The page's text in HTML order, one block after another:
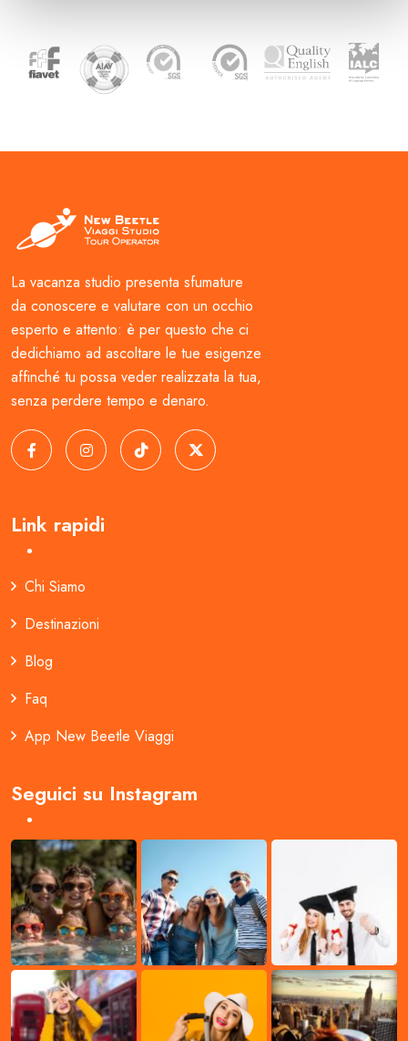
La vacanza studio presenta sfumature
da conoscere e valutare con un occhio
esperto e attento: è per questo che ci
dedichiamo ad ascoltare le tue esigenze
affinché tu possa veder realizzata la tua,
senza perdere tempo e denaro.
Link rapidi
Chi Siamo
Destinazioni
Blog
Faq
App New Beetle Viaggi
Seguici su Instagram